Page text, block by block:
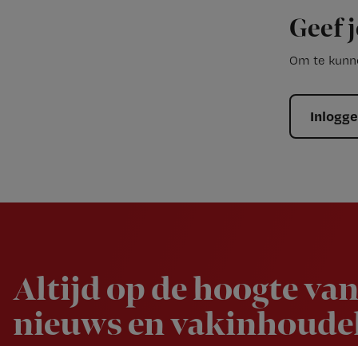
Geef
Om te
Altijd op de hoogte
nieuws en